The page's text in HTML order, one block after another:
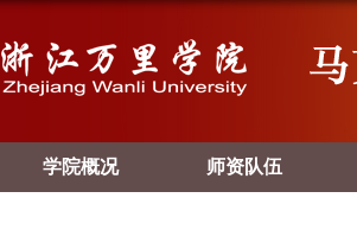
学院概况 师资队伍